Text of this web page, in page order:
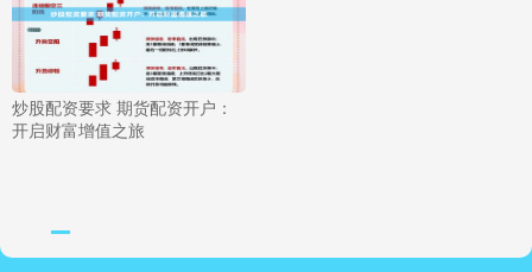
炒股配资要求 期货配资开户：
开启财富增值之旅